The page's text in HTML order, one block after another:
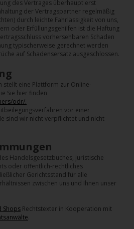
des Vertrages überhaupt erst
der Vertragspartner regelmäßig
durch leichte Fahrlässigkeit von uns,
oder Erfüllungsgehilfen ist die Haftung
vorhersehbaren Schaden
typischerweise gerechnet werden
auf Schadensersatz ausgeschlossen.
stellt eine Plattform zur Online-
Sie hier finden
odr/.
vor einer
sind wir nicht verpflichtet und nicht
Handelsgesetzbuches, juristische
oder öffentlich-rechtliches
Gerichtsstand für alle
zwischen uns und Ihnen unser
Shops Rechtstexter in Kooperation mit
.